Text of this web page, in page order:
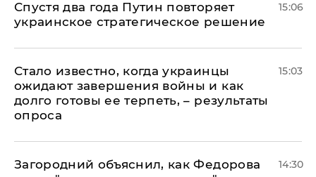
Спустя два года Путин повторяет
украинское стратегическое решение
15:06
Стало известно, когда украинцы
ожидают завершения войны и как
долго готовы ее терпеть, – результаты
опроса
15:03
Загородний объяснил, как Федорова
14:30